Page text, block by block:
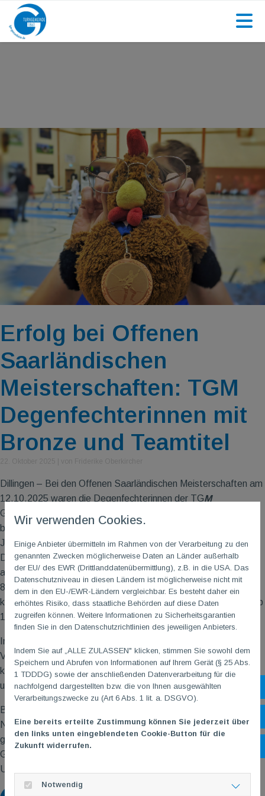
Erfolg bei Offenen
Saarländischen
Meisterschaften: TGM
Degenfechterinnen mit
Bronze und Teamtitel
Dillingen – Bei den Offenen Saarländischen Meisterschaften am
12.10.2025 waren die Degenfechterinnen der TGM
Gonsenheim erfolgreich am Start. In der U15 erwischte
besonders Pauline Kubiczeck einen guten Tag. Zusammen mit
Janna Oberkircher und Agrima Pandey zog sie in die
Direktausscheidung ein, wo Janna und Agrima direkt
aufeinandertrafen. Janna (Platz 9) unterlag hier, Agrima (Platz
8) musste sich eine Runde später geschlagen geben. Pauline
kämpfte sich bis ins Halbfinale vor und verlor hier denkbar knapp
14:15 – konnte sich jedoch über die Bronzemedaille freuen.
Im Team fochten die Gonsenheimerinnen mit Maxdorfer
Verstärkung von Abbie Dietz. Taktisch klug und kämpferisch
konnten sie das Finale mit 39:36 Treffern für sich entscheiden
und wurden Saarländische Meisterinnen im Team.
Bei den Senioren konnte Franka Oberkircher überzeugen.
Nachdem sie einen Tag zuvor in Heidenheim auf der Planche
gestanden hatte, steigerte sie sich in Dillingen von Gefecht zu
Gefecht. Im Halbfinale unterlag sie knapp 14:15 und belegte als
U17-Fechterin einen starken dritten Platz.
Wir verwenden Cookies.
Einige Anbieter übermitteln im Rahmen von der Verarbeitung zu den
genannten Zwecken möglicherweise Daten an Länder außerhalb
der EU/ des EWR (Drittlanddatenübermittlung), z.B. in die USA. Das
Datenschutzniveau in diesen Ländern ist möglicherweise nicht mit
dem in den EU-/EWR-Ländern vergleichbar. Es besteht daher ein
erhöhtes Risiko, dass staatliche Behörden auf diese Daten
zugreifen können. Weitere Informationen zu Sicherheitsgarantien
finden Sie in den Datenschutzrichtlinien des jeweiligen Anbieters.
Indem Sie auf „ALLE ZULASSEN" klicken, stimmen Sie sowohl dem
Speichern und Abrufen von Informationen auf Ihrem Gerät (§ 25 Abs.
1 TDDDG) sowie der anschließenden Datenverarbeitung für die
nachfolgend dargestellten bzw. die von Ihnen ausgewählten
Verarbeitungszwecke zu (Art 6 Abs. 1 lit. a. DSGVO).
Eine bereits erteilte Zustimmung können Sie jederzeit über
den links unten eingeblendeten Cookie-Button für die
Zukunft widerrufen.
Notwendig